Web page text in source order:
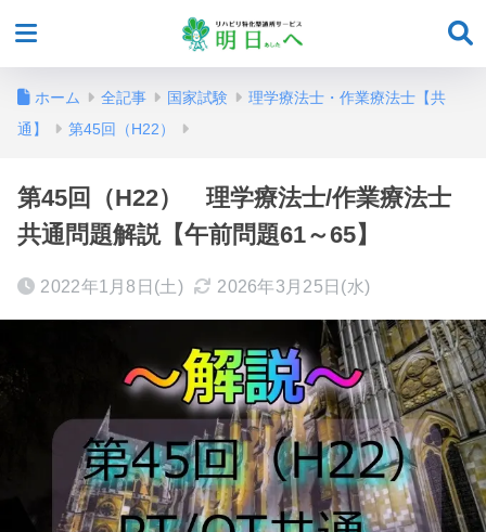
ホーム 全記事 国家試験
理学療法士・作業療法士【共
通】
第45回（H22）
第45回（H22） 理学療法士/作業療法士
共通問題解説【午前問題61～65】
2022年1月8日(土) 2026年3月25日(水)